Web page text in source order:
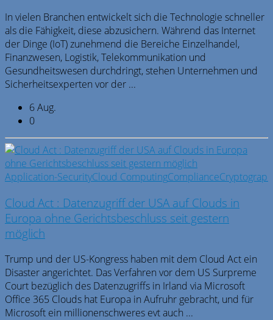
In vielen Branchen entwickelt sich die Technologie schneller
als die Fähigkeit, diese abzusichern. Während das Internet
der Dinge (IoT) zunehmend die Bereiche Einzelhandel,
Finanzwesen, Logistik, Telekommunikation und
Gesundheitswesen durchdringt, stehen Unternehmen und
Sicherheitsexperten vor der ...
6 Aug.
0
Application-SecurityCloud ComputingCompliance
Cloud Act : Datenzugriff der USA auf Clouds in
Europa ohne Gerichtsbeschluss seit gestern
möglich
Trump und der US-Kongress haben mit dem Cloud Act ein
Disaster angerichtet. Das Verfahren vor dem US Surpreme
Court bezüglich des Datenzugriffs in Irland via Microsoft
Office 365 Clouds hat Europa in Aufruhr gebracht, und für
Microsoft ein millionenschweres evt auch ...